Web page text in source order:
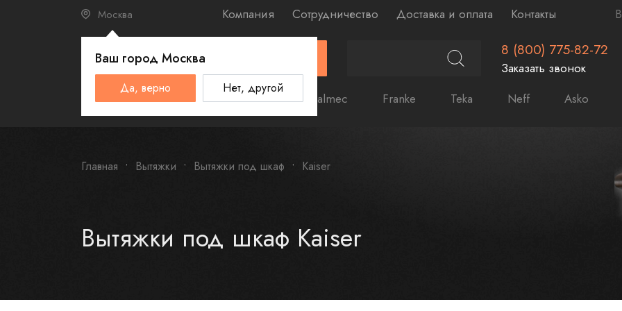
Москва
Ваш город Москва
Да, верно Нет, другой
Компания Сотрудничество Доставка и оплата Контакты
8 (800) 775-82-72
Заказать звонок
Schulthess Smeg Omoikiri Falmec Franke Teka Neff Asko
Главная Вытяжки Вытяжки под шкаф Kaiser
Вытяжки под шкаф Kaiser